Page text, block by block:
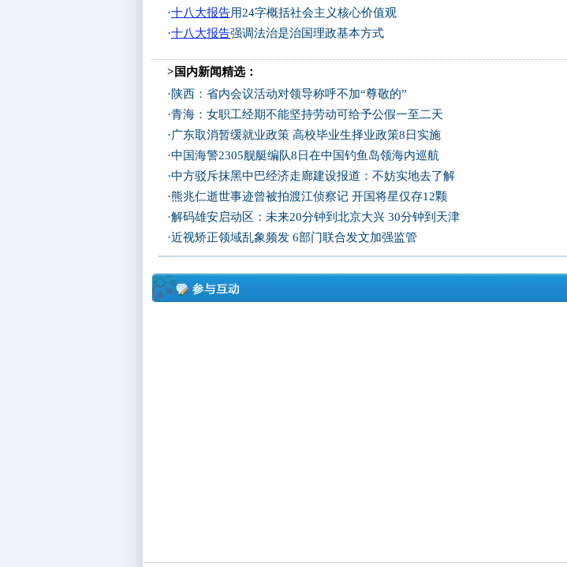
·十八大报告用24字概括社会主义核心价值观
·十八大报告强调法治是治国理政基本方式
>国内新闻精选：
·陕西：省内会议活动对领导称呼不加“尊敬的”
·青海：女职工经期不能坚持劳动可给予公假一至二天
·广东取消暂缓就业政策 高校毕业生择业政策8日实施
·中国海警2305舰艇编队8日在中国钓鱼岛领海内巡航
·中方驳斥抹黑中巴经济走廊建设报道：不妨实地去了解
·熊兆仁逝世事迹曾被拍渡江侦察记 开国将星仅存12颗
·解码雄安启动区：未来20分钟到北京大兴 30分钟到天津
·近视矫正领域乱象频发 6部门联合发文加强监管